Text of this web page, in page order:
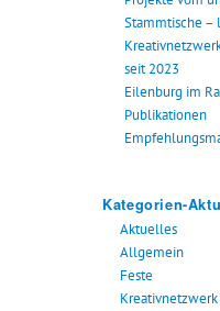
Stammtische –
seit 2023
Eilenburg im
Publikationen
Kategorien-
Aktuelles
Allgemein
Feste
Kreativnetzwerk